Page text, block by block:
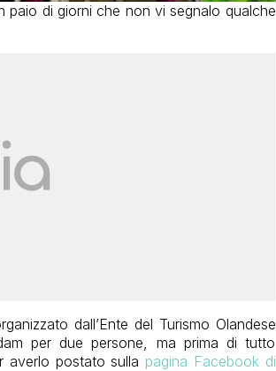
di giorni che non vi segnalo qualche
dall’Ente del Turismo Olandese
per due persone, ma prima di tutto
averlo postato sulla pagina Facebook di